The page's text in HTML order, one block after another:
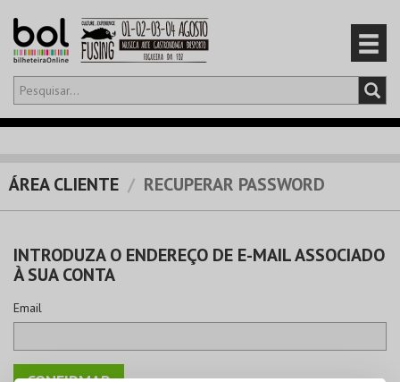
Olá,iniciar sessão
EVENTOS
CARTÕES
PRODUTOS
ÁREA CLIENTE RECUPERAR PASSWORD
INTRODUZA O ENDEREÇO DE E-MAIL ASSOCIADO
À SUA CONTA
Email